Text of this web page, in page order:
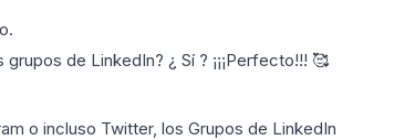
de LinkedIn? ¿ Sí ? ¡¡¡Perfecto!!! 🥰
o incluso Twitter, los Grupos de LinkedIn